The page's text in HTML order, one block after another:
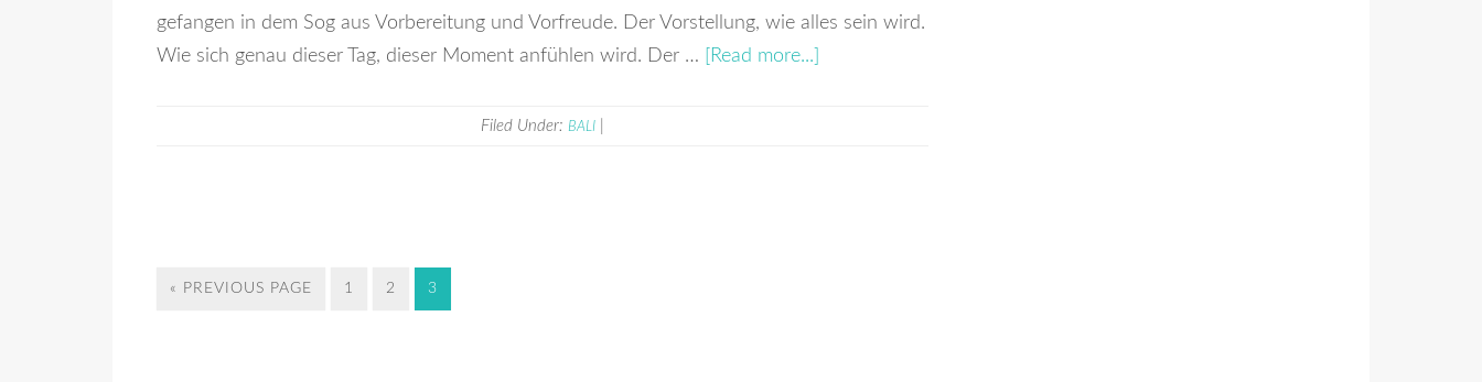
gefangen in dem Sog aus Vorbereitung und Vorfreude. Der Vorstellung, wie alles sein wird.
Wie sich genau dieser Tag, dieser Moment anfühlen wird. Der …
[Read more...]
Filed Under: BALI
« PREVIOUS PAGE 1 2 3